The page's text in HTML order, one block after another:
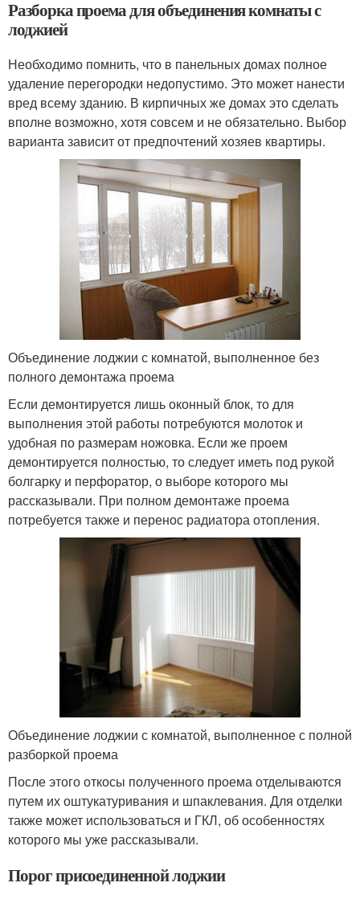
Разборка проема для объединения комнаты с
лоджией
Необходимо помнить, что в панельных домах полное
удаление перегородки недопустимо. Это может нанести
вред всему зданию. В кирпичных же домах это сделать
вполне возможно, хотя совсем и не обязательно. Выбор
варианта зависит от предпочтений хозяев квартиры.
Объединение лоджии с комнатой, выполненное без
полного демонтажа проема
Если демонтируется лишь оконный блок, то для
выполнения этой работы потребуются молоток и
удобная по размерам ножовка. Если же проем
демонтируется полностью, то следует иметь под рукой
болгарку и перфоратор, о выборе которого мы
рассказывали. При полном демонтаже проема
потребуется также и перенос радиатора отопления.
Объединение лоджии с комнатой, выполненное с полной
разборкой проема
После этого откосы полученного проема отделываются
путем их оштукатуривания и шпаклевания. Для отделки
также может использоваться и ГКЛ, об особенностях
которого мы уже рассказывали.
Порог присоединенной лоджии